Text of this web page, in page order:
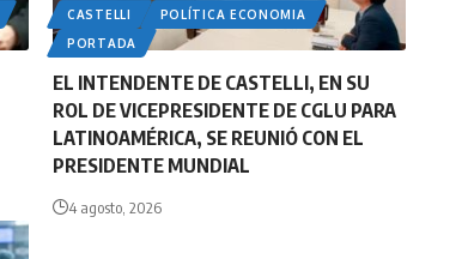
CASTELLI
POLÍTICA ECONOMIA
PORTADA
EL INTENDENTE DE CASTELLI, EN SU
ROL DE VICEPRESIDENTE DE CGLU PARA
LATINOAMÉRICA, SE REUNIÓ CON EL
PRESIDENTE MUNDIAL
4 agosto, 2026